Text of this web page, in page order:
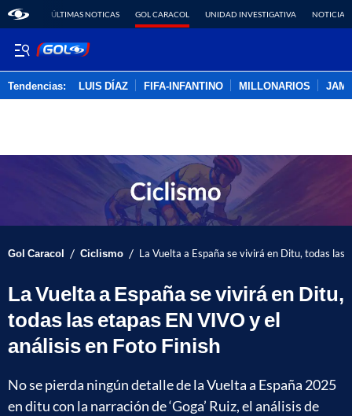
ÚLTIMAS NOTICAS GOL CARACOL UNIDAD INVESTIGATIVA NOTICIAS
Tendencias: LUIS DÍAZ FIFA-INFANTINO MILLONARIOS
Gol Caracol / Ciclismo / La Vuelta a España se vivirá en Ditu, todas las
La Vuelta a España se vivirá en Ditu,
todas las etapas EN VIVO y el
análisis en Foto Finish
No se pierda ningún detalle de la Vuelta a España 2025
en ditu con la narración de ‘Goga’ Ruiz, el análisis de